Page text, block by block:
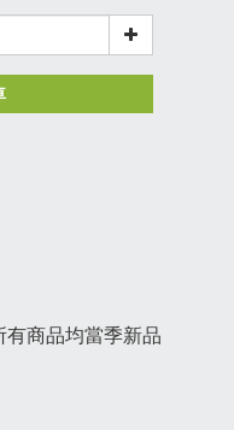
商品均當季新品